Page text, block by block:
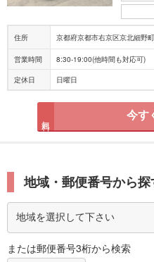
住所 京都府京都市右京区京北細野
営業時間 8:30-19:00(他時間も対応可)
定休日 日曜日
今す
地域・郵便番号から探
または郵便番号3桁から検索